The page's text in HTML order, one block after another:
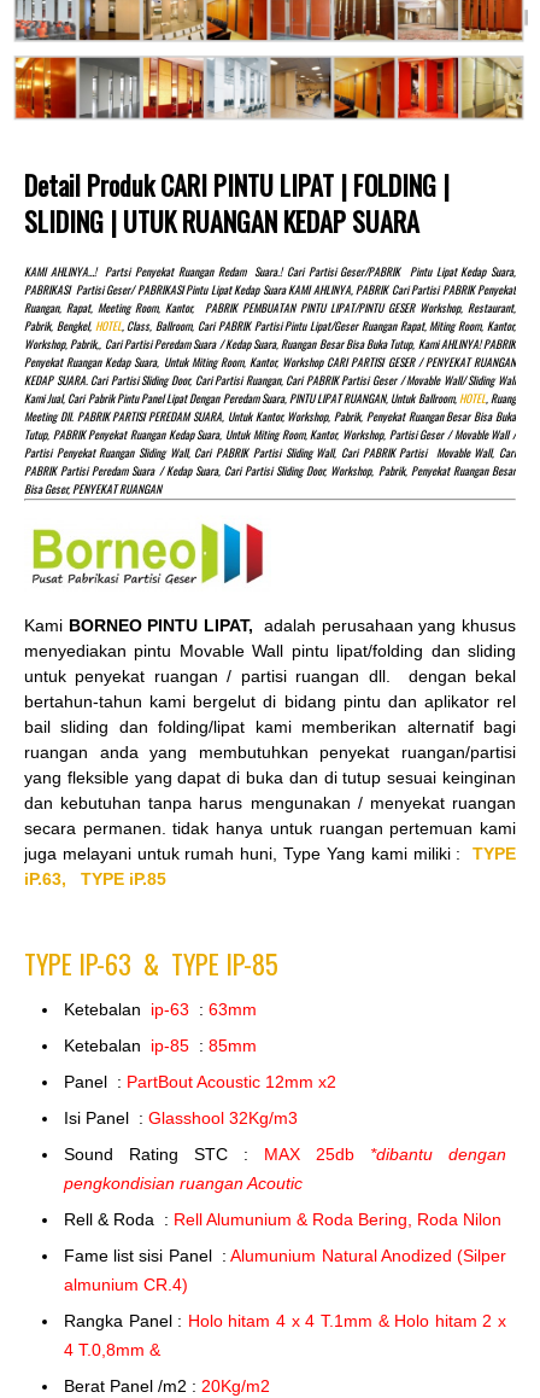
Detail Produk CARI PINTU LIPAT | FOLDING |
SLIDING | UTUK RUANGAN KEDAP SUARA
KAMI AHLINYA…! Partsi Penyekat Ruangan Redam Suara.! Cari Partisi Geser/PABRIK Pintu Lipat Kedap Suara,
PABRIKASI Partisi Geser/ PABRIKASI Pintu Lipat Kedap Suara KAMI AHLINYA, PABRIK Cari Partisi PABRIK Penyekat
Ruangan, Rapat, Meeting Room, Kantor, PABRIK PEMBUATAN PINTU LIPAT/PINTU GESER Workshop, Restaurant,
Pabrik, Bengkel, HOTEL, Class, Ballroom, Cari PABRIK Partisi Pintu Lipat/Geser Ruangan Rapat, Miting Room, Kantor,
Workshop, Pabrik,, Cari Partisi Peredam Suara / Kedap Suara, Ruangan Besar Bisa Buka Tutup, Kami AHLINYA! PABRIK
Penyekat Ruangan Kedap Suara, Untuk Miting Room, Kantor, Workshop CARI PARTISI GESER / PENYEKAT RUANGAN
KEDAP SUARA. Cari Partisi Sliding Door, Cari Partisi Ruangan, Cari PABRIK Partisi Geser / Movable Wall/ Sliding Wall
Kami Jual, Cari Pabrik Pintu Panel Lipat Dengan Peredam Suara, PINTU LIPAT RUANGAN, Untuk Ballroom,HOTEL, Ruang
Meeting Dll. PABRIK PARTISI PEREDAM SUARA, Untuk Kantor, Workshop, Pabrik, Penyekat Ruangan Besar Bisa Buka
Tutup, PABRIK Penyekat Ruangan Kedap Suara, Untuk Miting Room, Kantor, Workshop, Partisi Geser / Movable Wall /
Partisi Penyekat Ruangan Sliding Wall, Cari PABRIK Partisi Sliding Wall, Cari PABRIK Partisi Movable Wall, Cari
PABRIK Partisi Peredam Suara / Kedap Suara, Cari Partisi Sliding Door, Workshop, Pabrik, Penyekat Ruangan Besar
Bisa Geser, PENYEKAT RUANGAN
Kami BORNEO PINTU LIPAT, adalah perusahaan yang khusus
menyediakan pintu Movable Wall pintu lipat/folding dan sliding
untuk penyekat ruangan / partisi ruangan dll. dengan bekal
bertahun-tahun kami bergelut di bidang pintu dan aplikator rel
bail sliding dan folding/lipat kami memberikan alternatif bagi
ruangan anda yang membutuhkan penyekat ruangan/partisi
yang fleksible yang dapat di buka dan di tutup sesuai keinginan
dan kebutuhan tanpa harus mengunakan / menyekat ruangan
secara permanen. tidak hanya untuk ruangan pertemuan kami
juga melayani untuk rumah huni, Type Yang kami miliki : TYPE
iP.63, TYPE iP.85
TYPE IP-63 & TYPE IP-85
Ketebalan ip-63 : 63mm
Ketebalan ip-85 : 85mm
Panel : PartBout Acoustic 12mm x2
Isi Panel : Glasshool 32Kg/m3
Sound Rating STC : MAX 25db *dibantu dengan
pengkondisian ruangan Acoutic
Rell & Roda : Rell Alumunium & Roda Bering, Roda Nilon
Fame list sisi Panel :Alumunium Natural Anodized (Silper
almunium CR.4)
Rangka Panel : Holo hitam 4 x 4 T.1mm & Holo hitam 2 x
4 T.0,8mm &
Berat Panel /m2 : 20Kg/m2